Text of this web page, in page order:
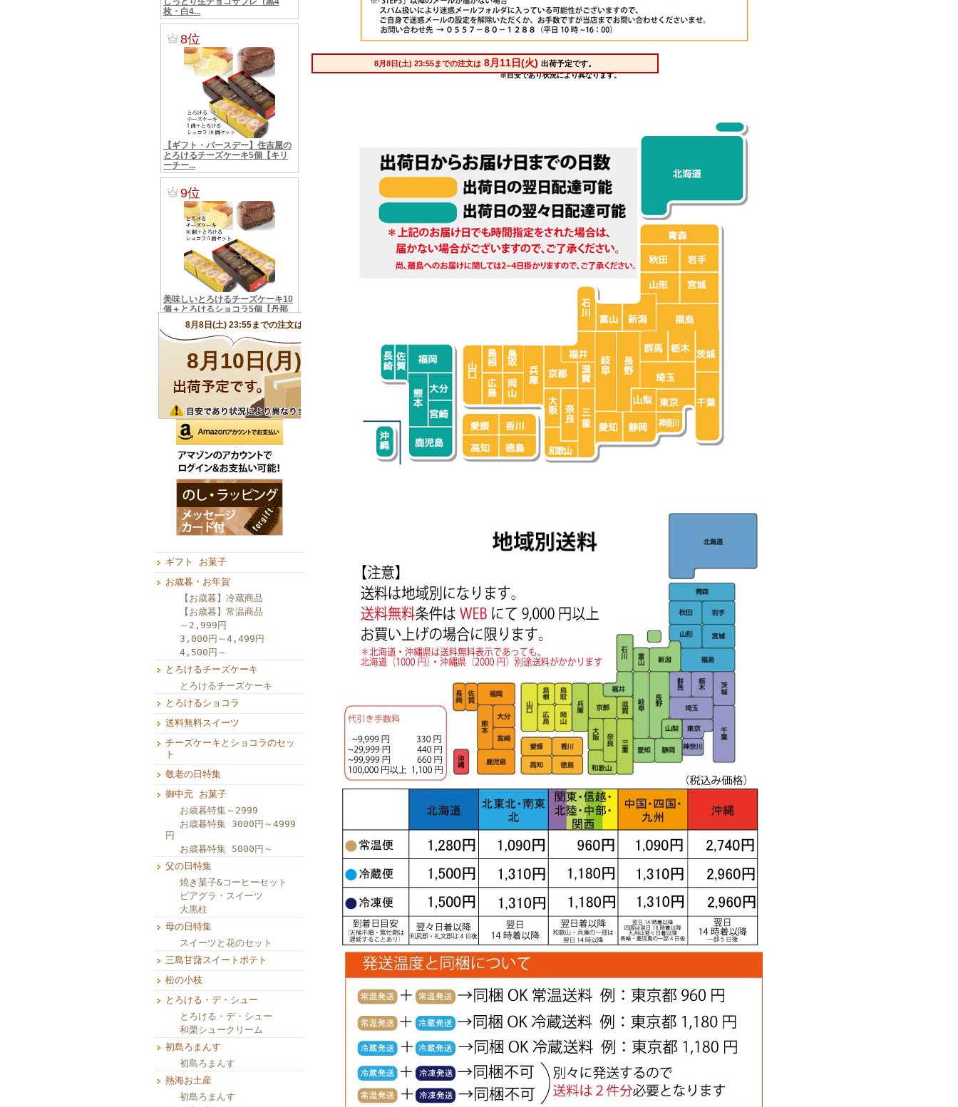
ギフト お菓子
お歳暮・お年賀
【お歳暮】冷蔵商品
【お歳暮】常温商品
～2,999円
3,000円～4,499円
4,500円～
とろけるチーズケーキ
とろけるチーズケーキ
とろけるショコラ
送料無料スイーツ
チーズケーキとショコラのセッ
ト
敬老の日特集
御中元 お菓子
お歳暮特集～2999
お歳暮特集 3000円～4999
円
お歳暮特集 5000円～
父の日特集
焼き菓子&コーヒーセット
ビアグラ・スイーツ
大黒柱
母の日特集
スイーツと花のセット
三島甘藷スイートポテト
松の小枝
とろける・デ・シュー
とろける・デ・シュー
和栗シュークリーム
初島ろまんす
初島ろまんす
熱海お土産
初島ろまんす